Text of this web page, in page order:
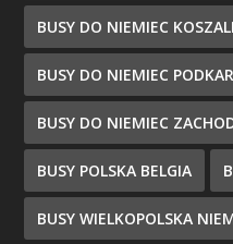
BUSY DO NIEMIEC
BUSY DO NIEMIEC
BUSY DO NIEMIEC
BUSY POLSKA BELGIA
BUSY WIELKOPOLSKA